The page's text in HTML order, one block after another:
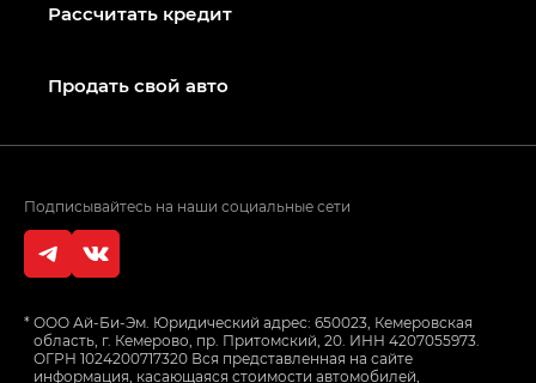
Подписывайтесь на наши социальные сети
Рассчитать кредит
Продать свой авто
*ООО Ай-Би-Эм. Юридический адрес: 650023, Кемеровская
область, г. Кемерово, пр. Притомский, 20. ИНН 4207055973.
ОГРН 1024200717320 Вся представленная на сайте
информация, касающаяся стоимости автомобилей,